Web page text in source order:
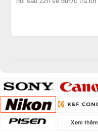
Xem thêm